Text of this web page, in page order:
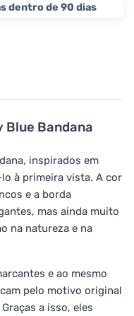
Blue Bandana
inspirados em
à primeira vista. A cor
e a borda
mas ainda muito
na natureza e na
e ao mesmo
pelo motivo original
a isso, eles
dentro de 90 dias